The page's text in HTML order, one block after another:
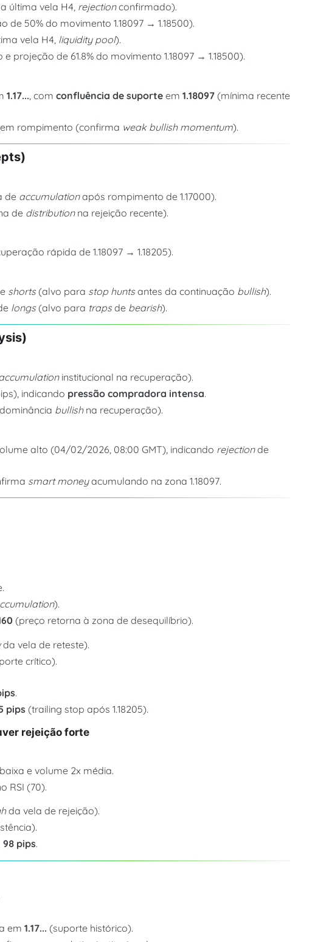
última vela H4, rejectionconfirmado).
de 50% do movimento 1.18097 → 1.18500).
vela H4, liquidity pool).
projeção de 61.8% do movimento 1.18097 → 1.18500).
1.17... , comconfluência de suporte em1.18097 (mínima recente
rompimento (confirma weak bullish momentum).
de accumulationapós rompimento de 1.17000).
de distributionna rejeição recente).
rápida de 1.18097 → 1.18205).
shorts (alvo para stop hunts antes da continuação bullish).
longs (alvo para traps de bearish).
institucional na recuperação).
indicando pressão compradora intensa.
bullishna recuperação).
alto (04/02/2026, 08:00 GMT), indicando rejectionde
smart moneyacumulando na zona 1.18097.
).
(preço retorna à zona de desequilíbrio).
da vela de reteste).
crítico).
.
pips (trailing stop após 1.18205).
rejeição forte
e volume 2x média.
RSI (70).
da vela de rejeição).
98 pips.
em1.17... (suporte histórico).